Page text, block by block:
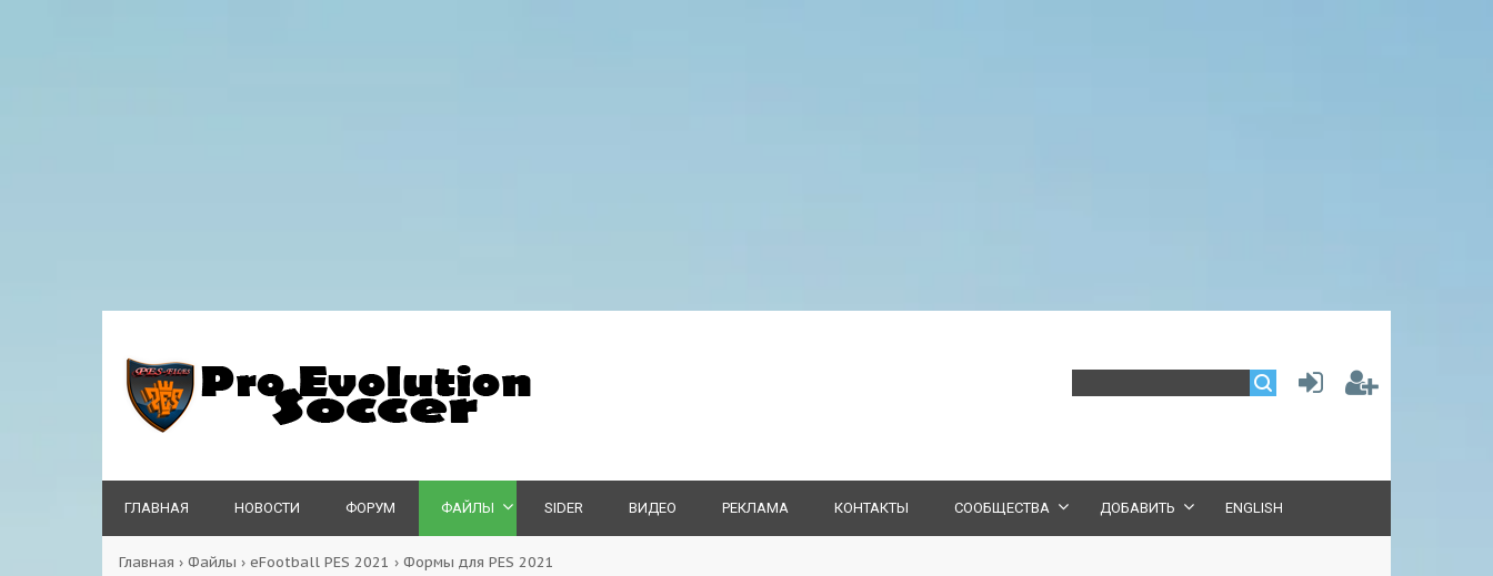
ГЛАВНАЯ НОВОСТИ ФОРУМ ФАЙЛЫ SIDER ВИДЕО РЕКЛАМА КОНТАКТЫ СООБЩЕСТВА ДОБАВИТЬ ENGLISH
Главная › Файлы › eFootball PES 2021 › Формы для PES 2021